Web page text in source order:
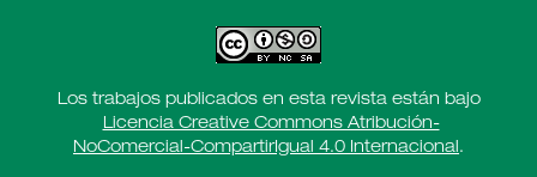
Los trabajos publicados en esta revista están bajo
Licencia Creative Commons Atribución-
NoComercial-CompartirIgual 4.0 Internacional.